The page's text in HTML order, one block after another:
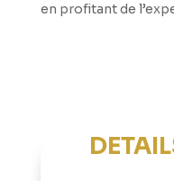
en profitant de